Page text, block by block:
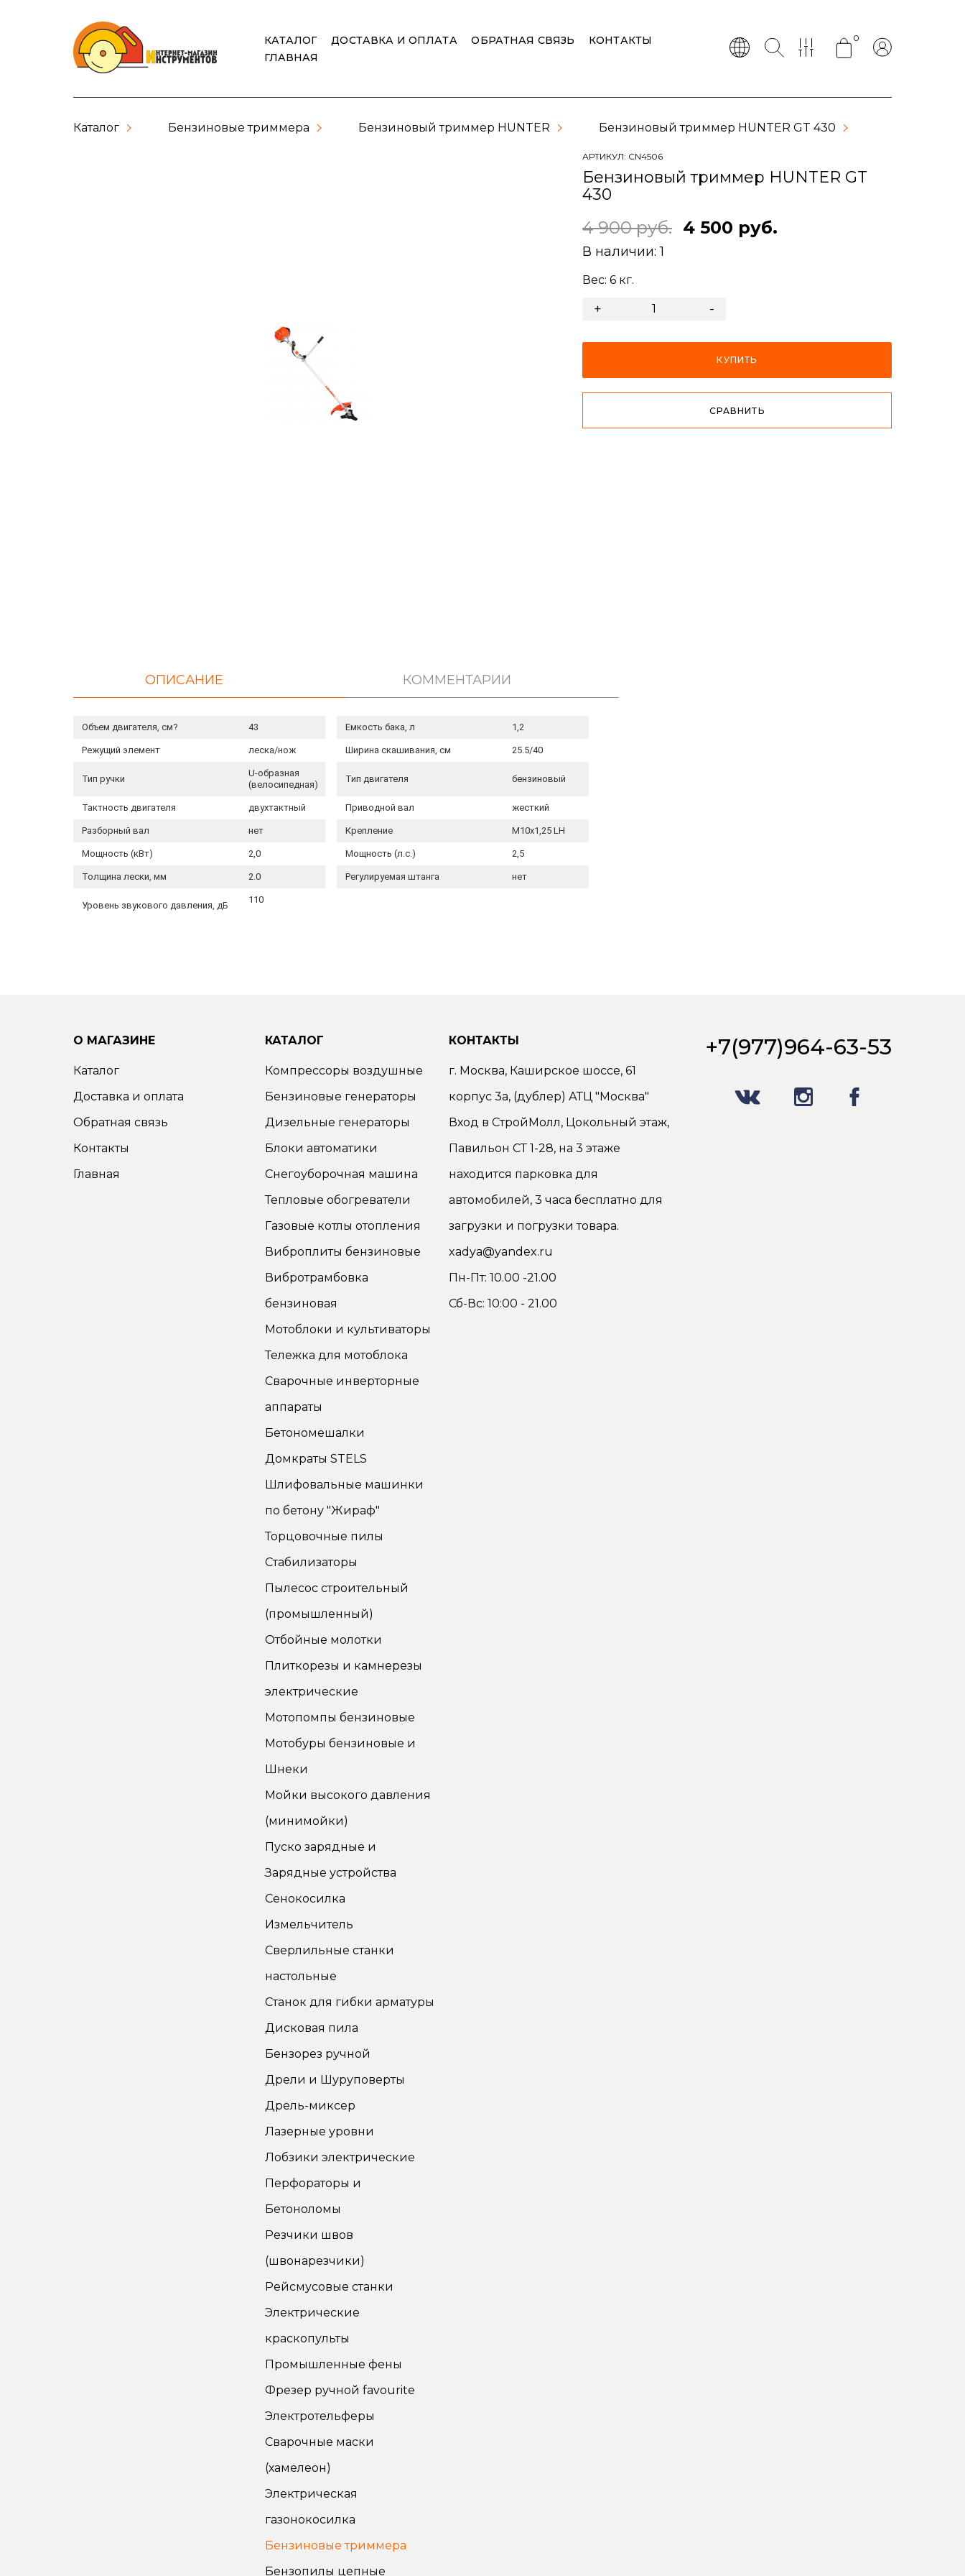
КАТАЛОГ ДОСТАВКА И ОПЛАТА ОБРАТНАЯ СВЯЗЬ
КОНТАКТЫ
ГЛАВНАЯ
0
Каталог Бензиновые триммера Бензиновый триммер HUNTER Бензиновый триммер HUNTER GT 430
АРТИКУЛ: CN4506
Бензиновый триммер HUNTER GT
430
4 900 руб. 4 500 руб.
В наличии:1
Вес: 6 кг.
+ -
КУПИТЬ
СРАВНИТЬ
ОПИСАНИЕ КОММЕНТАРИИ
Объем двигателя, см? 43 Емкость бака, л 1,2
Режущий элемент леска/нож Ширина скашивания, см 25.5/40
Тип ручки
U-образная
(велосипедная)
Тип двигателя бензиновый
Тактность двигателя двухтактный Приводной вал жесткий
Разборный вал нет Крепление М10х1,25 LH
Мощность (кВт) 2,0 Мощность (л.с.) 2,5
Толщина лески, мм 2.0 Регулируемая штанга нет
Уровень звукового давления, дБ
110
О МАГАЗИНЕ
Каталог
Доставка и оплата
Обратная связь
Контакты
Главная
КАТАЛОГ
Компрессоры воздушные
Бензиновые генераторы
Дизельные генераторы
Блоки автоматики
Снегоуборочная машина
Тепловые обогреватели
Газовые котлы отопления
Виброплиты бензиновые
Вибротрамбовка
бензиновая
Мотоблоки и культиваторы
Тележка для мотоблока
Сварочные инверторные
аппараты
Бетономешалки
Домкраты STELS
Шлифовальные машинки
по бетону "Жираф"
Торцовочные пилы
Стабилизаторы
Пылесос строительный
(промышленный)
Отбойные молотки
Плиткорезы и камнерезы
электрические
Мотопомпы бензиновые
Мотобуры бензиновые и
Шнеки
Мойки высокого давления
(минимойки)
Пуско зарядные и
Зарядные устройства
Сенокосилка
Измельчитель
Сверлильные станки
настольные
Станок для гибки арматуры
Дисковая пила
Бензорез ручной
Дрели и Шуруповерты
Дрель-миксер
Лазерные уровни
Лобзики электрические
Перфораторы и
Бетоноломы
Резчики швов
(швонарезчики)
Рейсмусовые станки
Электрические
краскопульты
Промышленные фены
Фрезер ручной favourite
Электротельферы
Сварочные маски
(хамелеон)
Электрическая
газонокосилка
Бензиновые триммера
Бензопилы цепные
КОНТАКТЫ
г. Москва, Каширское шоссе, 61
корпус 3а, (дублер) АТЦ "Москва"
Вход в СтройМолл, Цокольный этаж,
Павильон СТ 1-28, на 3 этаже
находится парковка для
автомобилей, 3 часа бесплатно для
загрузки и погрузки товара.
xadya@yandex.ru
Пн-Пт: 10.00 -21.00
Сб-Вс: 10:00 - 21.00
+7(977)964-63-53